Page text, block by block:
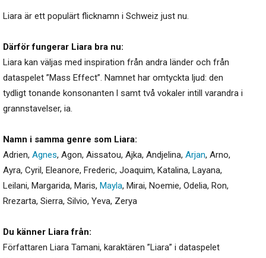
Liara är ett populärt flicknamn i Schweiz just nu.
Därför fungerar Liara bra nu:
Liara kan väljas med inspiration från andra länder och från
dataspelet ”Mass Effect”. Namnet har omtyckta ljud: den
tydligt tonande konsonanten l samt två vokaler intill varandra i
grannstavelser, ia.
Namn i samma genre som Liara:
Adrien, Agnes, Agon, Aissatou, Ajka, Andjelina, Arjan, Arno,
Ayra, Cyril, Eleanore, Frederic, Joaquim, Katalina, Layana,
Leilani, Margarida, Maris, Mayla, Mirai, Noemie, Odelia, Ron,
Rrezarta, Sierra, Silvio, Yeva, Zerya
Du känner Liara från:
Författaren Liara Tamani, karaktären ”Liara” i dataspelet